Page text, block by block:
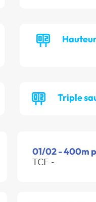
Triple
01/02 - 400m
TCF -